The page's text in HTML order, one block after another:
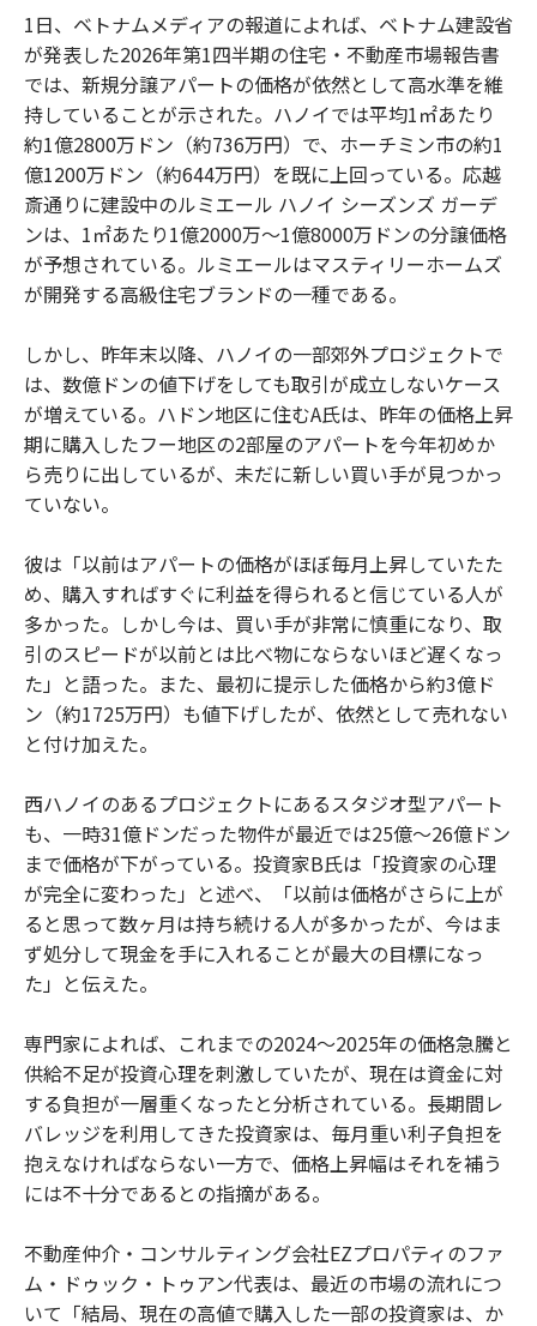
1日、ベトナムメディアの報道によれば、ベトナム建設省
が発表した2026年第1四半期の住宅・不動産市場報告書
では、新規分譲アパートの価格が依然として高水準を維
持していることが示された。ハノイでは平均1㎡あたり
約1億2800万ドン（約736万円）で、ホーチミン市の約1
億1200万ドン（約644万円）を既に上回っている。応越
斎通りに建設中のルミエール ハノイ シーズンズ ガーデ
ンは、1㎡あたり1億2000万～1億8000万ドンの分譲価格
が予想されている。ルミエールはマスティリーホームズ
が開発する高級住宅ブランドの一種である。
しかし、昨年末以降、ハノイの一部郊外プロジェクトで
は、数億ドンの値下げをしても取引が成立しないケース
が増えている。ハドン地区に住むA氏は、昨年の価格上昇
期に購入したフー地区の2部屋のアパートを今年初めか
ら売りに出しているが、未だに新しい買い手が見つかっ
ていない。
彼は「以前はアパートの価格がほぼ毎月上昇していたた
め、購入すればすぐに利益を得られると信じている人が
多かった。しかし今は、買い手が非常に慎重になり、取
引のスピードが以前とは比べ物にならないほど遅くなっ
た」と語った。また、最初に提示した価格から約3億ド
ン（約1725万円）も値下げしたが、依然として売れない
と付け加えた。
西ハノイのあるプロジェクトにあるスタジオ型アパート
も、一時31億ドンだった物件が最近では25億～26億ドン
まで価格が下がっている。投資家B氏は「投資家の心理
が完全に変わった」と述べ、「以前は価格がさらに上が
ると思って数ヶ月は持ち続ける人が多かったが、今はま
ず処分して現金を手に入れることが最大の目標になっ
た」と伝えた。
専門家によれば、これまでの2024～2025年の価格急騰と
供給不足が投資心理を刺激していたが、現在は資金に対
する負担が一層重くなったと分析されている。長期間レ
バレッジを利用してきた投資家は、毎月重い利子負担を
抱えなければならない一方で、価格上昇幅はそれを補う
には不十分であるとの指摘がある。
不動産仲介・コンサルティング会社EZプロパティのファ
ム・ドゥック・トゥアン代表は、最近の市場の流れにつ
いて「結局、現在の高値で購入した一部の投資家は、か